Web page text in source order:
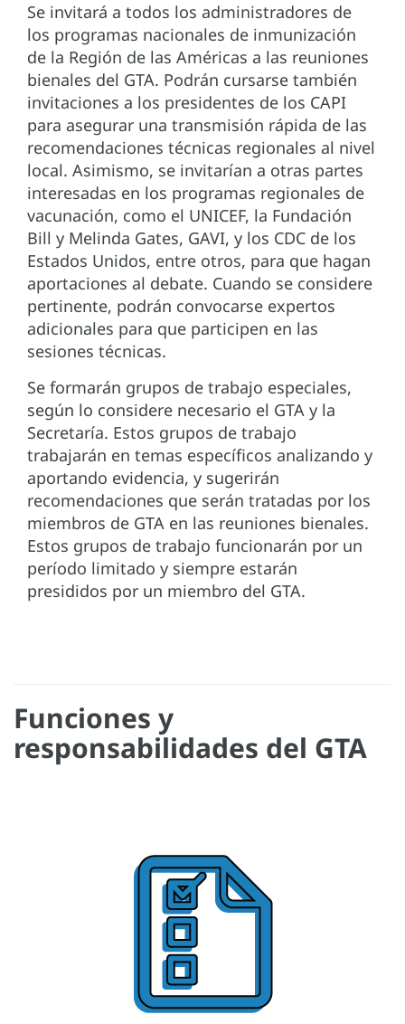
Se invitará a todos los administradores de
los programas nacionales de inmunización
de la Región de las Américas a las reuniones
bienales del GTA. Podrán cursarse también
invitaciones a los presidentes de los CAPI
para asegurar una transmisión rápida de las
recomendaciones técnicas regionales al nivel
local. Asimismo, se invitarían a otras partes
interesadas en los programas regionales de
vacunación, como el UNICEF, la Fundación
Bill y Melinda Gates, GAVI, y los CDC de los
Estados Unidos, entre otros, para que hagan
aportaciones al debate. Cuando se considere
pertinente, podrán convocarse expertos
adicionales para que participen en las
sesiones técnicas.
Se formarán grupos de trabajo especiales,
según lo considere necesario el GTA y la
Secretaría. Estos grupos de trabajo
trabajarán en temas específicos analizando y
aportando evidencia, y sugerirán
recomendaciones que serán tratadas por los
miembros de GTA en las reuniones bienales.
Estos grupos de trabajo funcionarán por un
período limitado y siempre estarán
presididos por un miembro del GTA.
Funciones y
responsabilidades del GTA